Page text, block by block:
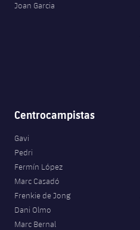
Joan Garcia
Centrocampistas
Gavi
Pedri
Fermín López
Marc Casadó
Frenkie de Jong
Dani Olmo
Marc Bernal